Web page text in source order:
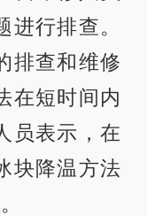
行排查。
排查和维修
在短时间内
员表示，在
块降温方法